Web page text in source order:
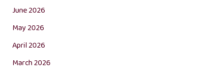
June 2026
May 2026
April 2026
March 2026